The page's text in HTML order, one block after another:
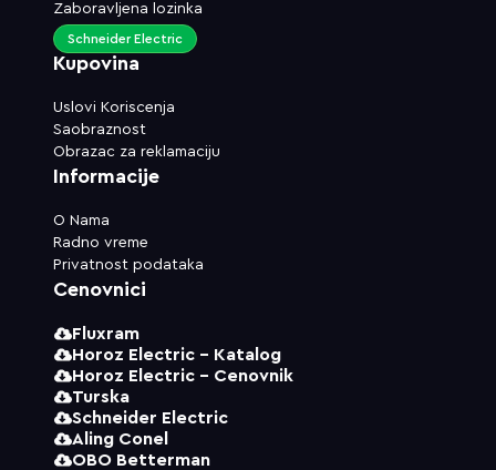
Zaboravljena lozinka
Kupovina
Uslovi Koriscenja
Saobraznost
Obrazac za reklamaciju
Schneider Electric
Informacije
O Nama
Radno vreme
Privatnost podataka
Cenovnici
Fluxram
Horoz Electric - Katalog
Horoz Electric - Cenovnik
Turska
Schneider Electric
Aling Conel
OBO Betterman